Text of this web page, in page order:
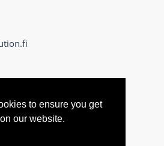
to ensure you get
our website.